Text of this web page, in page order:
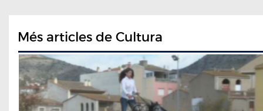
Més articles de Cultura